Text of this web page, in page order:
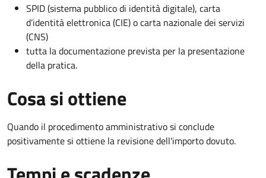
SPID (sistema pubblico di identità digitale), carta
d’identità elettronica (CIE) o carta nazionale dei servizi
(CNS)
tutta la documentazione prevista per la presentazione
della pratica.
Cosa si ottiene
Quando il procedimento amministrativo si conclude
positivamente si ottiene la revisione dell'importo dovuto.